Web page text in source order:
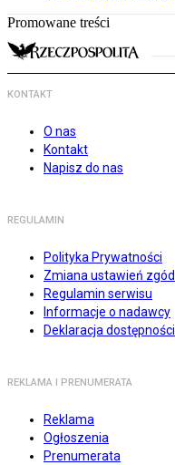
Promowane treści
KONTAKT
O nas
Kontakt
Napisz do nas
REGULAMIN
Polityka Prywatności
Zmiana ustawień zgód
Regulamin serwisu
Informacje o nadawcy
Deklaracja dostępności
REKLAMA I PRENUMERATA
Reklama
Ogłoszenia
Prenumerata